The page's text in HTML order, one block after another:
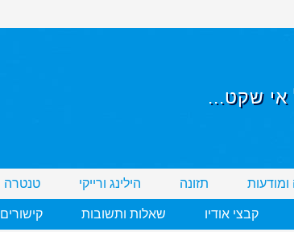
אי שקט...
ומודעות תזונה הילינג ורייקי טנטרה
קבצי אודיו שאלות ותשובות קישורים